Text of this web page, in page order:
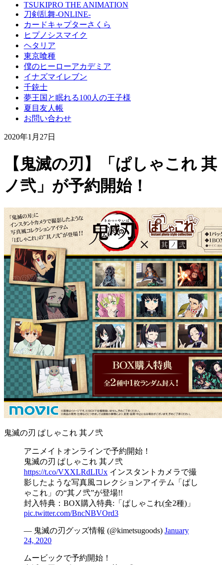
TSUKIPRO THE ANIMATION
刀剣乱舞-ONLINE-
カードキャプターさくら
ヒプノシスマイク
ヘタリア
東京喰種
僕のヒーローアカデミア
イナズマイレブン
千銃士
夢王国と眠れる100人の王子様
夏目友人帳
お問い合わせ
2020年1月27日
【鬼滅の刃】「ぱしゃこれ 其
ノ弐」が予約開始！
鬼滅の刃 ぱしゃこれ 其ノ弐
アニメイトオンラインで予約開始！
鬼滅の刃 ぱしゃこれ 其ノ弐
https://t.co/VXXLRdLIUx インスタントカメラで撮
影したような写真風コレクションアイテム「ぱし
ゃこれ」の“其ノ弐”が登場!!
封入特典：BOX購入特典:「ぱしゃこれ(全2種)」
pic.twitter.com/BncNBVOrd3
— 鬼滅の刃グッズ情報 (@kimetsugoods) January
24, 2020
ムービックで予約開始！